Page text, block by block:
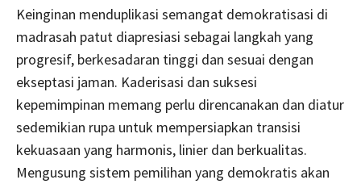
Keinginan menduplikasi semangat demokratisasi di
madrasah patut diapresiasi sebagai langkah yang
progresif, berkesadaran tinggi dan sesuai dengan
ekseptasi jaman. Kaderisasi dan suksesi
kepemimpinan memang perlu direncanakan dan diatur
sedemikian rupa untuk mempersiapkan transisi
kekuasaan yang harmonis, linier dan berkualitas.
Mengusung sistem pemilihan yang demokratis akan